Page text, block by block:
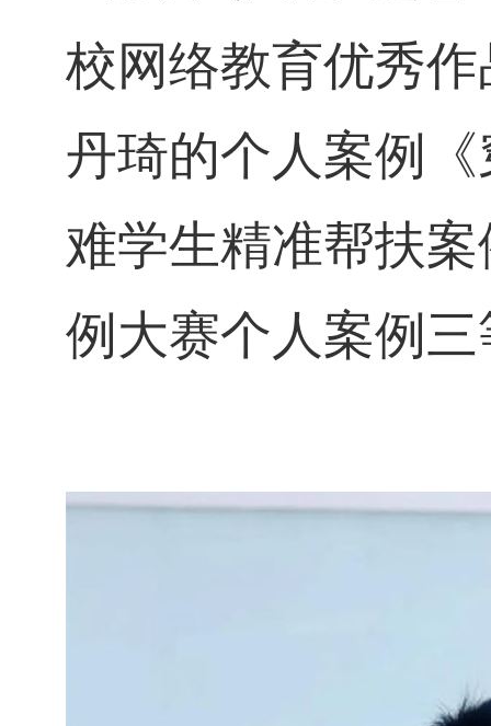
校网络教育优秀
丹琦的个人案例
难学生精准帮扶
例大赛个人案例